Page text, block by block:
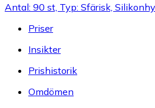
Antal: 90 st, Typ: Sfärisk,
Priser
Insikter
Prishistorik
Omdömen